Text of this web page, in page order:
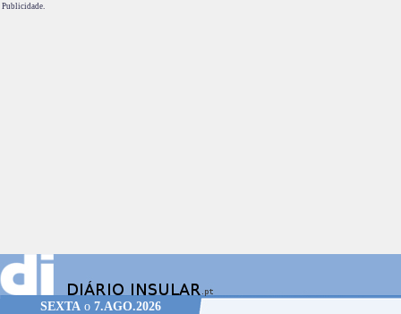
Publicidade.
SEXTA o 7.AGO.2026